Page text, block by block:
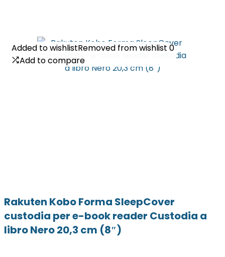
Added to wishlistRemoved from wishlist 0
Add to compare
Rakuten Kobo Forma SleepCover
custodia per e-book reader Custodia a
libro Nero 20,3 cm (8″)
Added to wishlistRemoved from wishlist 0
Add to compare